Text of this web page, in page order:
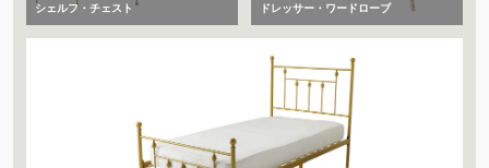
シェルフ・チェスト ドレッサー・ワードローブ